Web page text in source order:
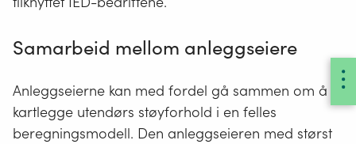
Samarbeid mellom anleggseiere
Anleggseierne kan med fordel gå sammen om å
kartlegge utendørs støyforhold i en felles
beregningsmodell. Den anleggseieren med størst